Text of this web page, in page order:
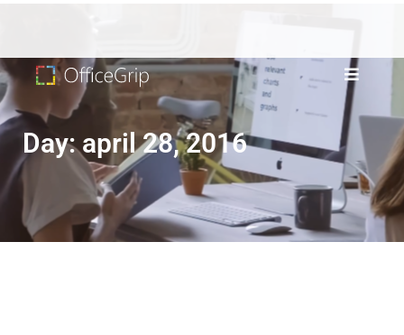
Day: april 28, 2016